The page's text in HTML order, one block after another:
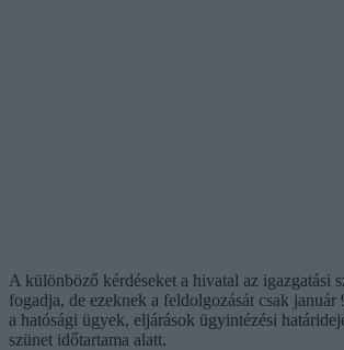
A különböző kérdéseket a hivatal az igazgatási
fogadja, de ezeknek a feldolgozását csak január
a hatósági ügyek, eljárások ügyintézési
szünet időtartama alatt.